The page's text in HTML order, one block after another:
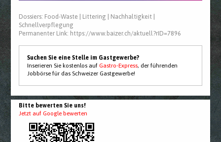
Dossiers: Food-Waste Littering Nachhaltigkeit
Schnellverpflegung
Permanenter Link: https://www.baizer.ch/aktuell?rID=7896
Suchen Sie eine Stelle im Gastgewerbe?
Inserieren Sie kostenlos aufGastro-Express, der führenden
Jobbörse für das Schweizer Gastgewerbe!
Bitte bewerten Sie uns!
Jetzt auf Google bewerten